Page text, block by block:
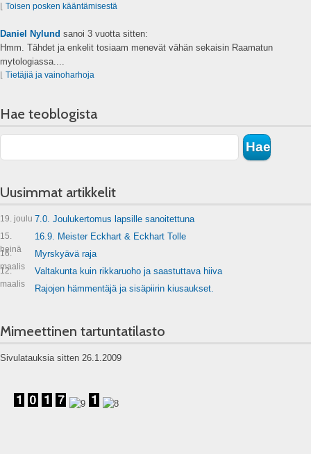
⌊ Toisen posken kääntämisestä
Daniel Nylund sanoi 3 vuotta sitten:
Hmm. Tähdet ja enkelit tosiaam menevät vähän sekaisin Raamatun
mytologiassa....
⌊ Tietäjiä ja vainoharhoja
Hae teoblogista
Uusimmat artikkelit
19. joulu 7.0. Joulukertomus lapsille sanoitettuna
15.
heinä
16.9. Meister Eckhart & Eckhart Tolle
16.
maalis
Myrskyävä raja
12.
maalis
Valtakunta kuin rikkaruoho ja saastuttava hiiva
Rajojen hämmentäjä ja sisäpiirin kiusaukset.
Mimeettinen tartuntatilasto
Sivulatauksia sitten 26.1.2009